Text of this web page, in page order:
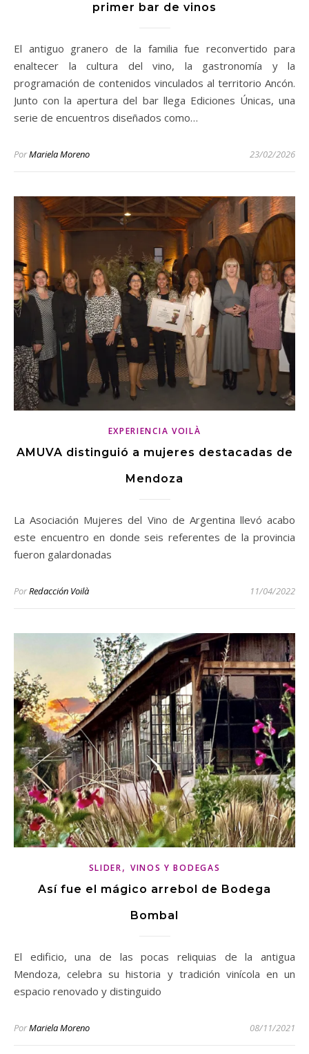
primer bar de vinos
El antiguo granero de la familia fue reconvertido para
enaltecer la cultura del vino, la gastronomía y la
programación de contenidos vinculados al territorio Ancón.
Junto con la apertura del bar llega Ediciones Únicas, una
serie de encuentros diseñados como…
PorMariela Moreno 23/02/2026
EXPERIENCIA VOILÀ
AMUVA distinguió a mujeres destacadas de
Mendoza
La Asociación Mujeres del Vino de Argentina llevó acabo
este encuentro en donde seis referentes de la provincia
fueron galardonadas
PorRedacción Voilà 11/04/2022
SLIDER, VINOS Y BODEGAS
Así fue el mágico arrebol de Bodega
Bombal
El edificio, una de las pocas reliquias de la antigua
Mendoza, celebra su historia y tradición vinícola en un
espacio renovado y distinguido
PorMariela Moreno 08/11/2021